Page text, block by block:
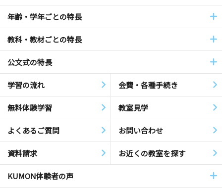
年齢・学年ごとの特長
教科・教材ごとの特長
公文式の特長
学習の流れ 会費・各種手続き
無料体験学習 教室見学
よくあるご質問 お問い合わせ
資料請求 お近くの教室を探す
KUMON体験者の声